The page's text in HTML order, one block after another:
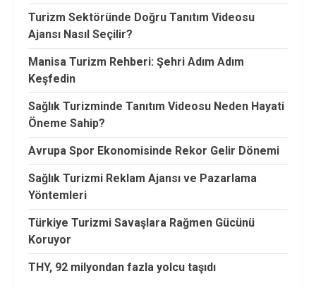
Turizm Sektöründe Doğru Tanıtım Videosu
Ajansı Nasıl Seçilir?
Manisa Turizm Rehberi: Şehri Adım Adım
Keşfedin
Sağlık Turizminde Tanıtım Videosu Neden Hayati
Öneme Sahip?
Avrupa Spor Ekonomisinde Rekor Gelir Dönemi
Sağlık Turizmi Reklam Ajansı ve Pazarlama
Yöntemleri
Türkiye Turizmi Savaşlara Rağmen Gücünü
Koruyor
THY, 92 milyondan fazla yolcu taşıdı